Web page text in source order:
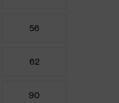
56
62
90